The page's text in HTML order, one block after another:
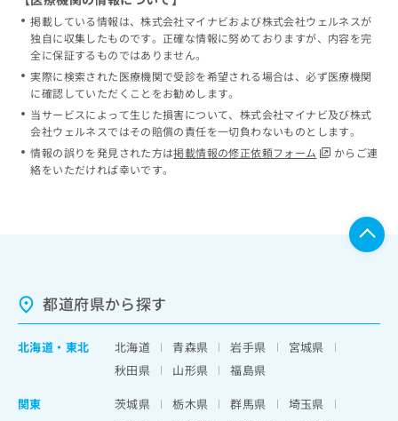
掲載している情報は、株式会社マイナビおよび株式会社ウェルネスが
独自に収集したものです。正確な情報に努めておりますが、内容を完
全に保証するものではありません。
実際に検索された医療機関で受診を希望される場合は、必ず医療機関
に確認していただくことをお勧めします。
当サービスによって生じた損害について、株式会社マイナビ及び株式
会社ウェルネスではその賠償の責任を一切負わないものとします。
情報の誤りを発見された方は掲載情報の修正依頼フォーム
からご連
絡をいただければ幸いです。
都道府県から探す
北海道 ・ 東北 北海道 青森県 岩手県
宮城県
秋田県
山形県
福島県
関東
茨城県 栃木県 群馬県
埼玉県